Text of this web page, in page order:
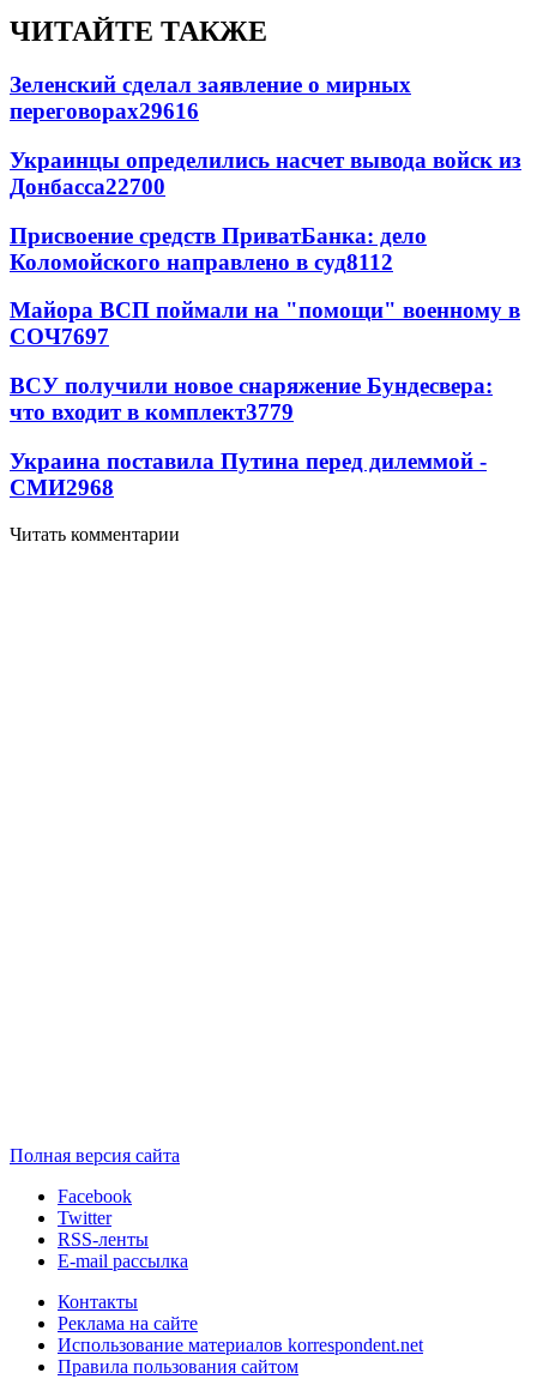
ЧИТАЙТЕ ТАКЖЕ
Зеленский сделал заявление о мирных
переговорах29616
Украинцы определились насчет вывода войск из
Донбасса22700
Присвоение средств ПриватБанка: дело
Коломойского направлено в суд8112
Майора ВСП поймали на "помощи" военному в
СОЧ7697
ВСУ получили новое снаряжение Бундесвера:
что входит в комплект3779
Украина поставила Путина перед дилеммой -
СМИ2968
Читать комментарии
Полная версия сайта
Facebook
Twitter
RSS-ленты
E-mail рассылка
Контакты
Реклама на сайте
Использование материалов korrespondent.net
Правила пользования сайтом